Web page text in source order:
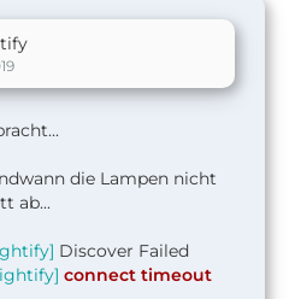
die Lampen nicht
ab...
Discover Failed
connect timeout